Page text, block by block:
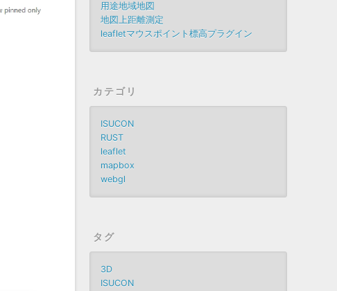
用途地域地図
地図上距離測定
leafletマウスポイント標高プラグイン
カテゴリ
ISUCON
RUST
leaflet
mapbox
webgl
タグ
3D
ISUCON